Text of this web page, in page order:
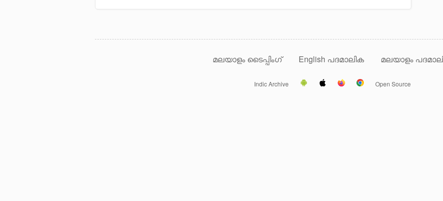
മലയാളം ടൈപ്പിംഗ് English പദമാലിക മലയാളം
Indic Archive Open Source